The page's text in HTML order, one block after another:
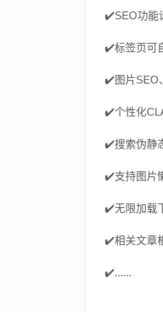
✔️SEO功能
✔️标签页可
✔️图片SEO
✔️个性化
✔️搜索伪静
✔️支持图片
✔️无限加载
✔️相关文章
✔️......